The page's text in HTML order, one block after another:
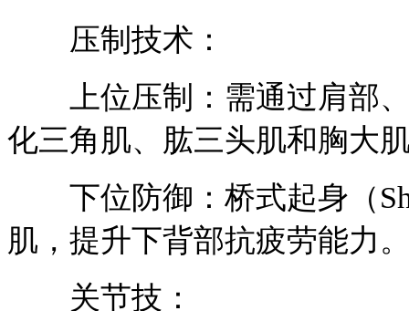
压制技术：
上位压制：需通过肩部、
化三角肌、肱三头肌和胸大
下位防御：桥式起身（
肌，提升下背部抗疲劳能力
关节技：